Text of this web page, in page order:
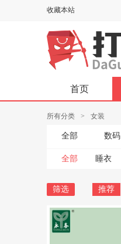
收藏本站
首页
所有分类 > 女装
全部 数码
全部 睡衣
筛选 推荐